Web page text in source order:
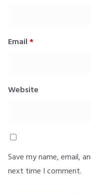
Email *
Website
Save my name, email,
next time I comment.